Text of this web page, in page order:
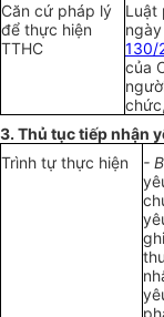
Căn cứ pháp lý
để thực hiện
TTHC
Luật
130/
của
3. Thủ tục tiếp nhận
Trình tự thực hiện
-